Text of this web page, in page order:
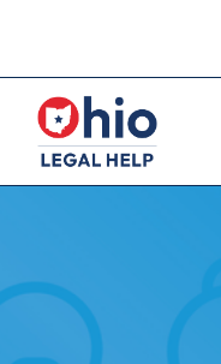
main
content